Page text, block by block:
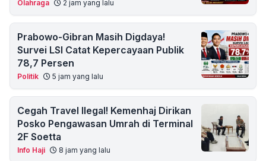
Olahraga 2 jam yang lalu
Prabowo-Gibran Masih Digdaya!
Survei LSI Catat Kepercayaan Publik
78,7 Persen
Politik 5 jam yang lalu
Cegah Travel Ilegal! Kemenhaj Dirikan
Posko Pengawasan Umrah di Terminal
2F Soetta
Info Haji 8 jam yang lalu